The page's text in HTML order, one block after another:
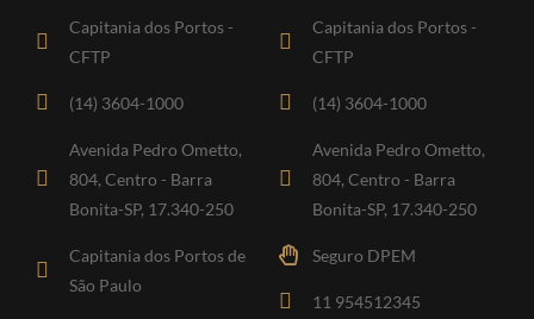
Capitania dos Portos -
CFTP
(14) 3604-1000
Avenida Pedro Ometto,
804, Centro - Barra
Bonita-SP, 17.340-250
Capitania dos Portos de
São Paulo
Capitania dos Portos -
CFTP
(14) 3604-1000
Avenida Pedro Ometto,
804, Centro - Barra
Bonita-SP, 17.340-250
Seguro DPEM
11 954512345